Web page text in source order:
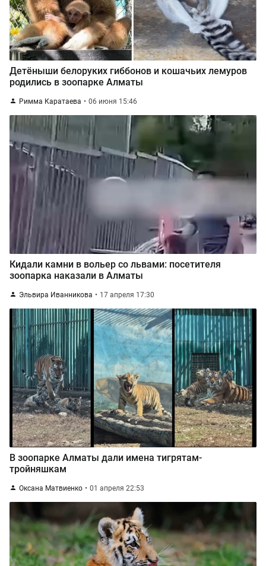
Детёныши белоруких гиббонов и кошачьих лемуров
родились в зоопарке Алматы
Римма Каратаева 06 июня 15:46
Кидали камни в вольер со львами: посетителя
зоопарка наказали в Алматы
Эльвира Иванникова 17 апреля 17:30
В зоопарке Алматы дали имена тигрятам-
тройняшкам
Оксана Матвиенко 01 апреля 22:53